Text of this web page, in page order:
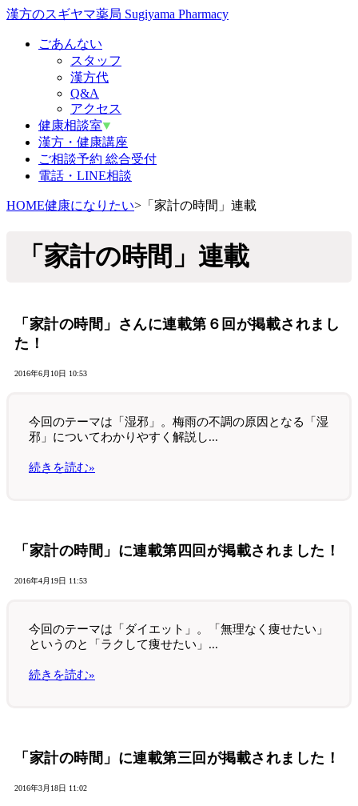
漢方のスギヤマ薬局 Sugiyama Pharmacy
ごあんない
スタッフ
漢方代
Q&A
アクセス
健康相談室
漢方・健康講座
ご相談予約 総合受付
電話・LINE相談
HOME健康になりたい> 「家計の時間」連載
「家計の時間」連載
「家計の時間」さんに連載第６回が掲載されまし
た！
2016年6月10日 10:53
今回のテーマは「湿邪」。梅雨の不調の原因となる「湿
邪」についてわかりやすく解説し...
続きを読む»
「家計の時間」に連載第四回が掲載されました！
2016年4月19日 11:53
今回のテーマは「ダイエット」。「無理なく痩せたい」
というのと「ラクして痩せたい」...
続きを読む»
「家計の時間」に連載第三回が掲載されました！
2016年3月18日 11:02